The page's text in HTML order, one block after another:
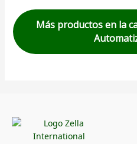
Más productos en la